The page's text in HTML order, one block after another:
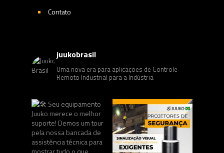
Contato
juukobrasil
Uma nova era para aplicações de Controle
Remoto Industrial para a Indústria